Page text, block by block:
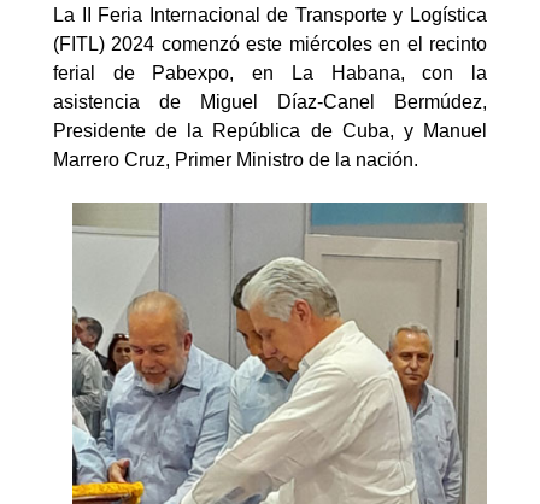
La II Feria Internacional de Transporte y Logística
(FITL) 2024 comenzó este miércoles en el recinto
ferial de Pabexpo, en La Habana, con la
asistencia de Miguel Díaz-Canel Bermúdez,
Presidente de la República de Cuba, y Manuel
Marrero Cruz, Primer Ministro de la nación.